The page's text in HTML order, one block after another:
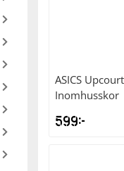
ASICS
Inomhusskor
599kr